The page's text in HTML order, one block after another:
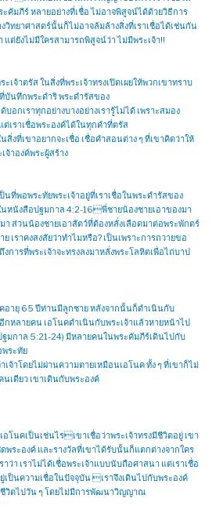
ะคัมภีร์ หลายอย่างที่เชื่อ ไม่อาจพิสูจน์ได้ด้วยวิธีการ
วิทยาศาสตร์นั้นก็ไม่อาจล้มล้างสิ่งที่เราเชื่อได้เช่นกัน
แต่ยังไม่มีใครสามารถพิสูจน์ว่า ไม่มีพระเจ้า!!
เจ้าตรัส ในสิ่งที่พระเจ้าทรงเปิดเผยให้พวกเขาทราบ
บันทึกพระดำริ พระดำรัสของ
อกเราทุกอย่างบางอย่างเรารู้ไม่ได้ เพราะสมอง
ต่เราเชื่อพระองค์ได้ในทุกคำที่ตรัส
สิ่งที่เขาอยากจะเชื่อ เชื่อคำสอนต่าง ๆ ที่เขาคิดว่าให้
จ้าองค์พระผู้สร้าง
นที่พอพระทัยพระเจ้าอยู่ที่เราเชื่อในพระดำรัสของ
หนังสือปฐมกาล 4:2-16พี่ชายน้องชายเอาของมา
า ส่วนน้องชายเอาสัตว์ที่ต้องหลั่งเลือดมาต่อพระพักตร์
เราคงสงสัยว่าทำไมหรือ? เป็นเพราะการถวายขอ
การที่พระเจ้าจะทรงลงมาหลั่งพระโลหิตเพื่อไถ่บาป
อายุ 65 ปีท่านมีลูกชาย หลังจากนั้นก็ดำเนินกับ
กหลายคน เอโนคดำเนินกับพระเจ้าแล้วหายหน้าไป
ฐมกาล 5:21-24) มีหลายคนในพระคัมภีร์เดินไปกับ
พระทัย
เจ้าโดยไม่ผ่านความตายเหมือนเอโนค ทั้ง ๆ ที่เขาก็ไม่
เดียว เขาเดินกับพระองค์
โนคเป็นเช่นไรเขาเชื่อว่าพระเจ้าทรงมีชีวิตอยู่ เขา
พระองค์ และรางวัลที่เขาได้รับนั้นก็แตกต่างจากใคร
ว่า เราไม่ได้เชื่อพระเจ้าแบบนับถือศาสนา แต่เราเชื่อ
เป็นความเชื่อในปัจจุบัน เราจึงเดินไปกับพระองค์
ชีวิตไปวัน ๆ โดยไม่มีการพัฒนาวิญญาณ